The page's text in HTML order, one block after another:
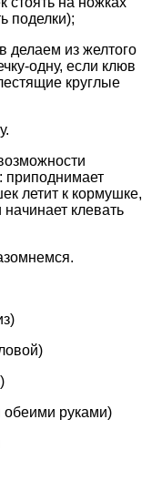
поделки);
из желтого
одну, если клюв
круглые
приподнимает
летит к кормушке,
клевать
обеими руками)